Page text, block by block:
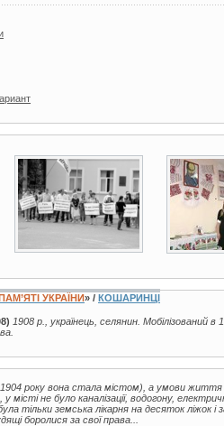
2 фото 3 фото
УКРАЇНИ» / КОШАРИНЦІ
1908 р., українець, селянин. Мобілізований
року вона стала містом), а умови
місті не було каналізації, водогону,
тільки земська лікарня на десяток ліжок
боролися за свої права...